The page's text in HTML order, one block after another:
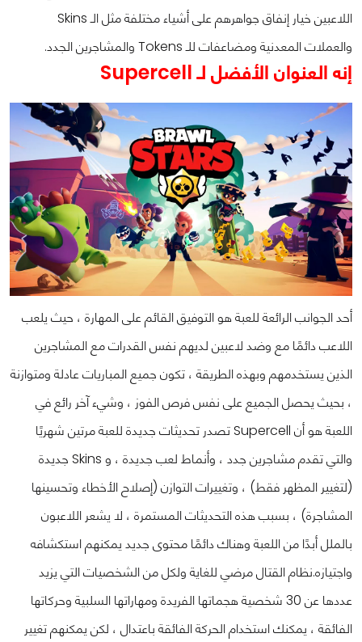
اللاعبين خيار إنفاق جواهرهم على أشياء مختلفة مثل الـ Skins
والعملات المعدنية ومضاعفات للـ Tokens والمشاجرين الجدد.
إنه العنوان الأفضل لـ Supercell
أحد الجوانب الرائعة للعبة هو التوفيق القائم على المهارة ، حيث يلعب
اللاعب دائمًا مع وضد لاعبين لديهم نفس القدرات مع المشاجرين
الذين يستخدمهم وبهذه الطريقة ، تكون جميع المباريات عادلة ومتوازنة
، بحيث يحصل الجميع على نفس فرص الفوز ، وشيء آخر رائع في
اللعبة هو أن Supercell تصدر تحديثات جديدة للعبة مرتين شهريًا
والتي تقدم مشاجرين جدد ، وأنماط لعب جديدة ، و Skins جديدة
(لتغيير المظهر فقط) ، وتغييرات التوازن (إصلاح الأخطاء وتحسينها
المشاجرة) ، بسبب هذه التحديثات المستمرة ، لا يشعر اللاعبون
بالملل أبدًا من اللعبة وهناك دائمًا محتوى جديد يمكنهم استكشافه
واجتيازه.نظام القتال مرضي للغاية ولكل من الشخصيات التي يزيد
عددها عن 30 شخصية هجماتها الفريدة ومهاراتها السلبية وحركاتها
الفائقة ، يمكنك استخدام الحركة الفائقة باعتدال ، لكن يمكنهم تغيير